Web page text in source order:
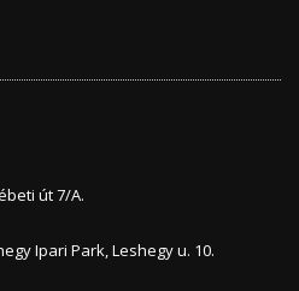
út 7/A.
Ipari Park, Leshegy u. 10.